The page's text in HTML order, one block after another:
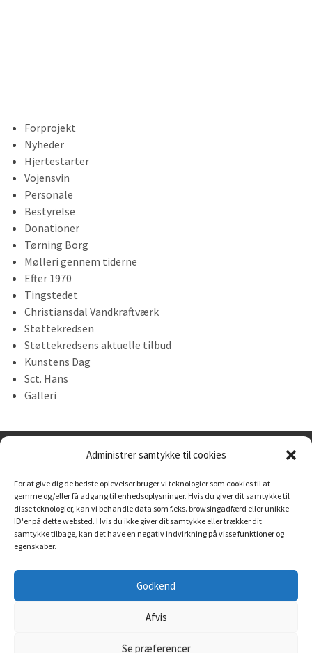
Administrer samtykke til cookies
For at give dig de bedste oplevelser bruger vi teknologier som cookies til at
gemme og/eller få adgang til enhedsoplysninger. Hvis du giver dit samtykke til
disse teknologier, kan vi behandle data som f.eks. browsingadfærd eller unikke
ID'er på dette websted. Hvis du ikke giver dit samtykke eller trækker dit
samtykke tilbage, kan det have en negativ indvirkning på visse funktioner og
egenskaber.
Godkend
Afvis
Se præferencer
Forprojekt
Nyheder
Hjertestarter
Vojensvin
Personale
Bestyrelse
Donationer
Tørning Borg
Mølleri gennem tiderne
Efter 1970
Tingstedet
Christiansdal Vandkraftværk
Støttekredsen
Støttekredsens aktuelle tilbud
Kunstens Dag
Sct. Hans
Galleri
Tørningvej 6 6500 Vojens